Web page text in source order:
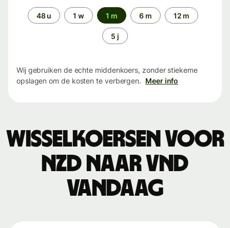
Periode48 u 1 w 1 m 6 m 12 m
5 j
Wij gebruiken de echte middenkoers, zonder stiekeme
opslagen om de kosten te verbergen. Meer info
Wisselkoersen voor
NZD naar VND
vandaag